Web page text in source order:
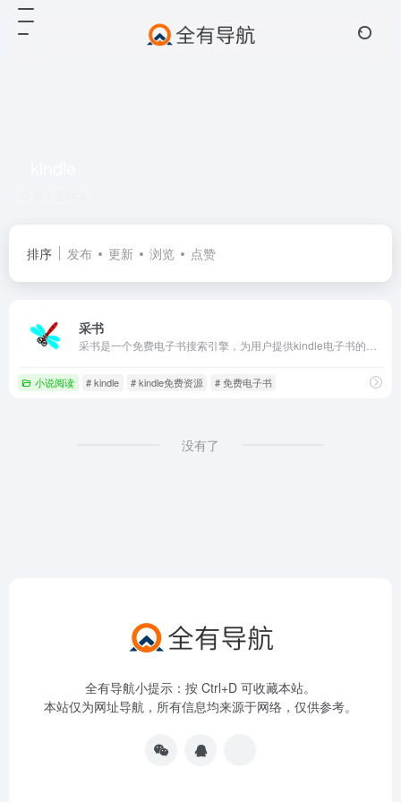
排序 发布 更新 浏览 点赞
采书
小说阅读 # kindle # kindle免费资源 # 免费电子书
没有了
全有导航小提示：按 Ctrl+D 可收藏本站。
本站仅为网址导航，所有信息均来源于网络，仅供参考。